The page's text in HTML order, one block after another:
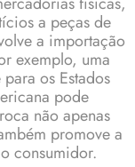
a peças de
a importação
exemplo, uma
os Estados
pode
não apenas
promove a
consumidor.